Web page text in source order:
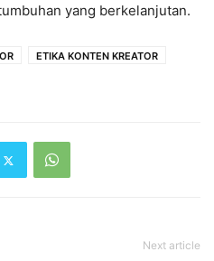
yang berkelanjutan.
ETIKA KONTEN KREATOR
Next article